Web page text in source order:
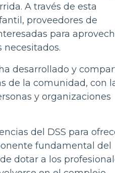
A través de esta
proveedores de
para
necesitados.
desarrollado y
de la comunidad, con
y organizaciones
del DSS para
fundamental del
dotar a los